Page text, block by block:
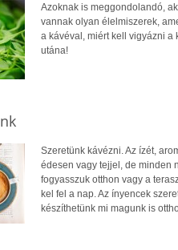
Azoknak is meggondolandó,
vannak olyan élelmiszerek,
a kávéval, miért kell vigyázni
utána!
Szeretünk kávézni. Az ízét,
édesen vagy tejjel, de minden
fogyasszuk otthon vagy a
kel fel a nap. Az ínyencek
készíthetünk mi magunk is